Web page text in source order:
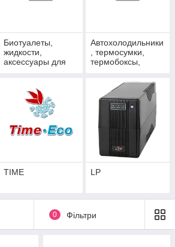
Биотуалеты,
жидкости,
аксессуары для
Автохолодильники
, термосумки,
термобоксы,
TIME LP
0 Фільтри